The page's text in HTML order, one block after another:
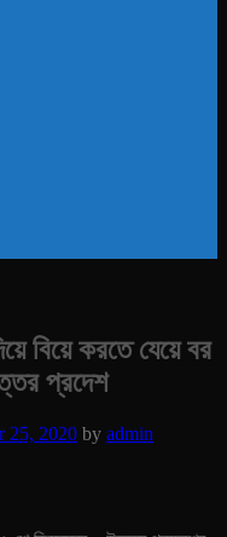
বিয়ে করতে যেয়ে বর
প্রদেশ
25, 2020 by admin